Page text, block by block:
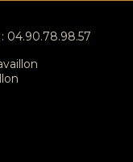
: 04.90.78.98.57